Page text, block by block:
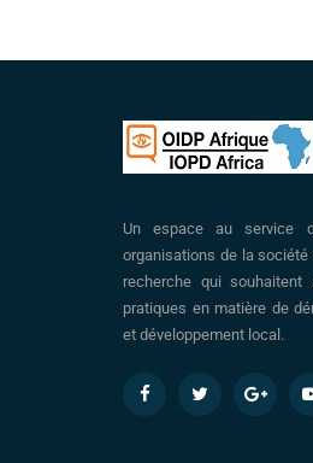
Un espace au service
organisations de la
recherche qui
pratiques en matière de
et développement local.